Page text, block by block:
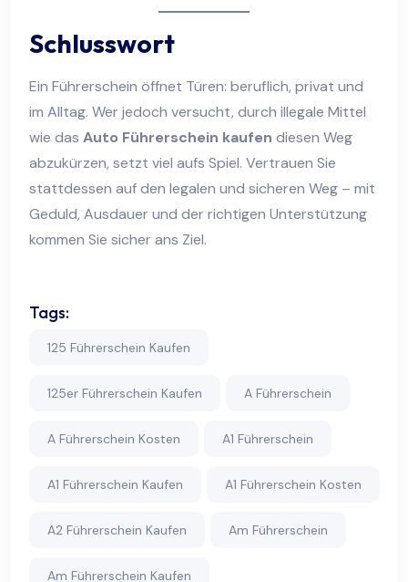
Schlusswort
Ein Führerschein öffnet Türen: beruflich, privat und
im Alltag. Wer jedoch versucht, durch illegale Mittel
wie das Auto Führerschein kaufen diesen Weg
abzukürzen, setzt viel aufs Spiel. Vertrauen Sie
stattdessen auf den legalen und sicheren Weg – mit
Geduld, Ausdauer und der richtigen Unterstützung
kommen Sie sicher ans Ziel.
Tags:
125 Führerschein Kaufen
125er Führerschein Kaufen A Führerschein
A Führerschein Kosten A1 Führerschein
A1 Führerschein Kaufen A1 Führerschein Kosten
A2 Führerschein Kaufen Am Führerschein
Am Führerschein Kaufen